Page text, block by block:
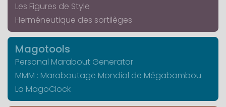
Les Figures de Style
Herméneutique des sortilèges
Magotools
Personal Marabout Generator
MMM : Maraboutage Mondial de Mégabambou
La MagoClock